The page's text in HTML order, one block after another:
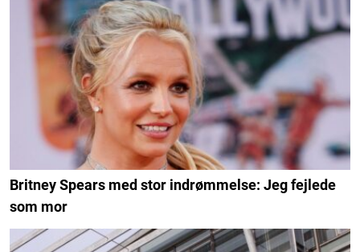
Britney Spears med stor indrømmelse: Jeg fejlede
som mor